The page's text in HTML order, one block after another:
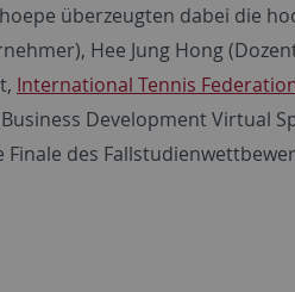
überzeugten dabei die
Hee Jung Hong
International Tennis
Development Virtual
des